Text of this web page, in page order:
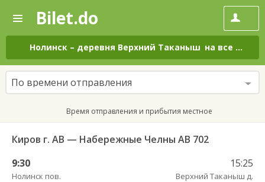
—
Поиск
и
покупка
билетов
на
автобус
онлайн
Bilet.do
Нолинск – деревня Верхний Таканыш на все дни
По времени отправления
Время отправления и прибытия местное
Киров г. АВ — Набережные Челны АВ 702
9:30
Нолинск пов.
15:25
Верхний Таканыш д.